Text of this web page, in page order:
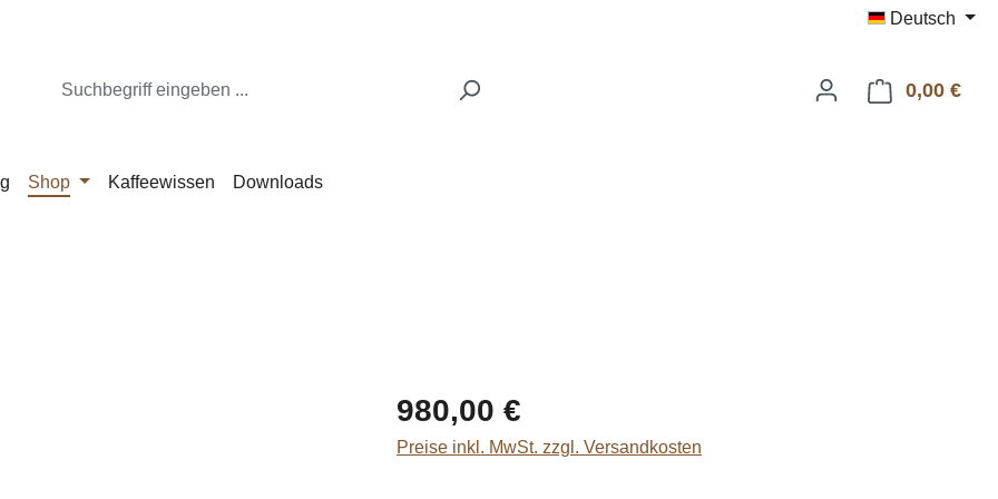
Deutsch
0,00 €
Shop Kaffeewissen Downloads
Regulärer Preis:
980,00 €
Preise inkl. MwSt. zzgl. Versandkosten